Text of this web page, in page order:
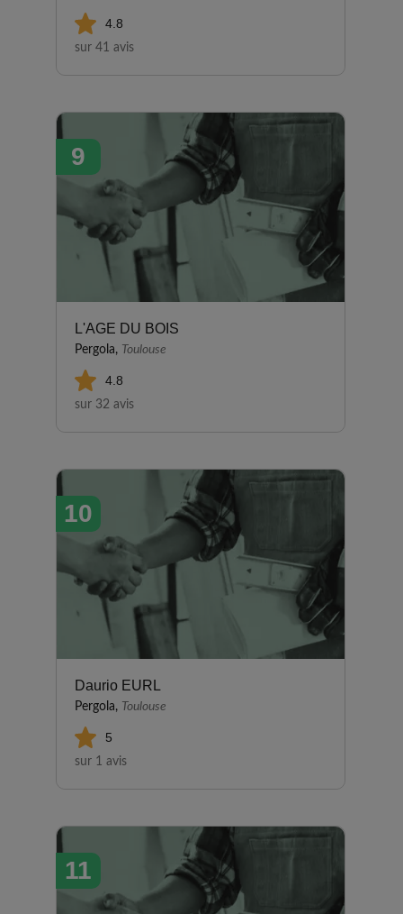
4.8
sur 41 avis
9
L'AGE DU BOIS
Pergola, Toulouse
4.8
sur 32 avis
10
Daurio EURL
Pergola, Toulouse
5
sur 1 avis
11